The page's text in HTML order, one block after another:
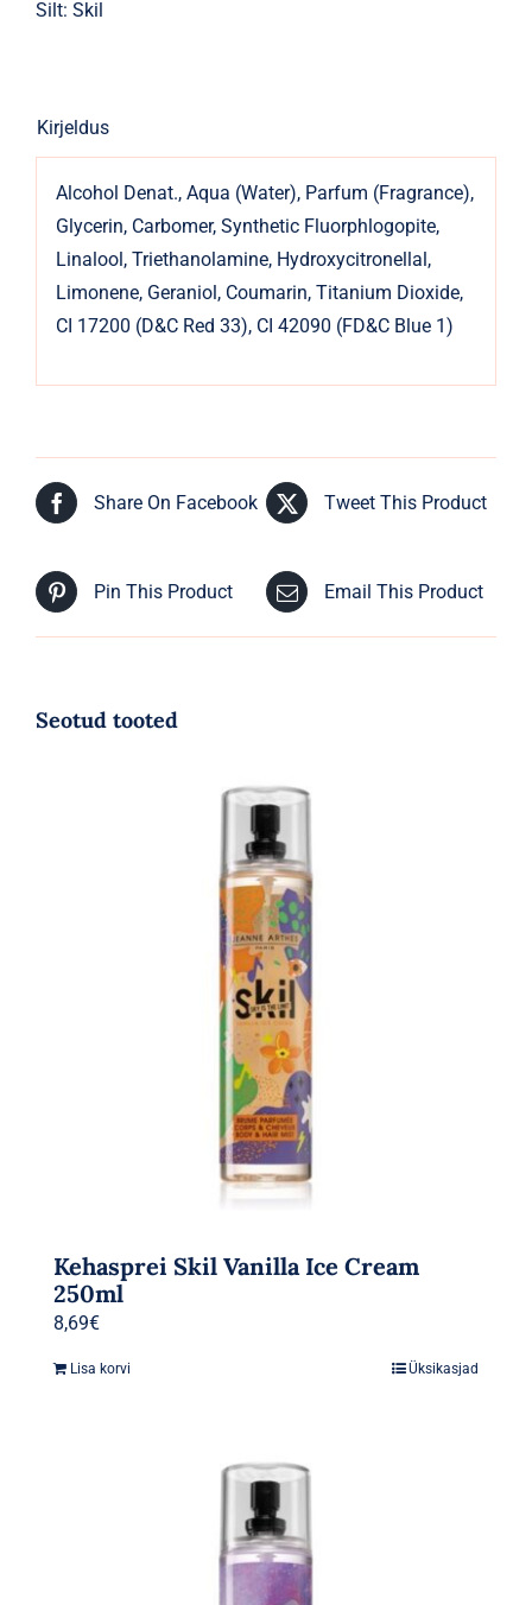
Silt: Skil
Kirjeldus
Alcohol Denat., Aqua (Water), Parfum (Fragrance),
Glycerin, Carbomer, Synthetic Fluorphlogopite,
Linalool, Triethanolamine, Hydroxycitronellal,
Limonene, Geraniol, Coumarin, Titanium Dioxide,
CI 17200 (D&C Red 33), CI 42090 (FD&C Blue 1)
Share On Facebook Tweet This Product
Pin This Product Email This Product
Seotud tooted
Kehasprei Skil Vanilla Ice Cream
250ml
8,69€
Lisa korvi Üksikasjad